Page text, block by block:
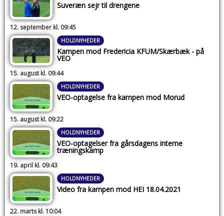
Suveræn sejr til drengene
12. september kl. 09:45
HOLDNYHEDER
Kampen mod Fredericia KFUM/Skærbæk - på
VEO
15. august kl. 09:44
HOLDNYHEDER
VEO-optagelse fra kampen mod Morud
15. august kl. 09:22
HOLDNYHEDER
VEO-optagelser fra gårsdagens interne
træningskamp
19. april kl. 09:43
HOLDNYHEDER
Video fra kampen mod HEI 18.04.2021
22. marts kl. 10:04